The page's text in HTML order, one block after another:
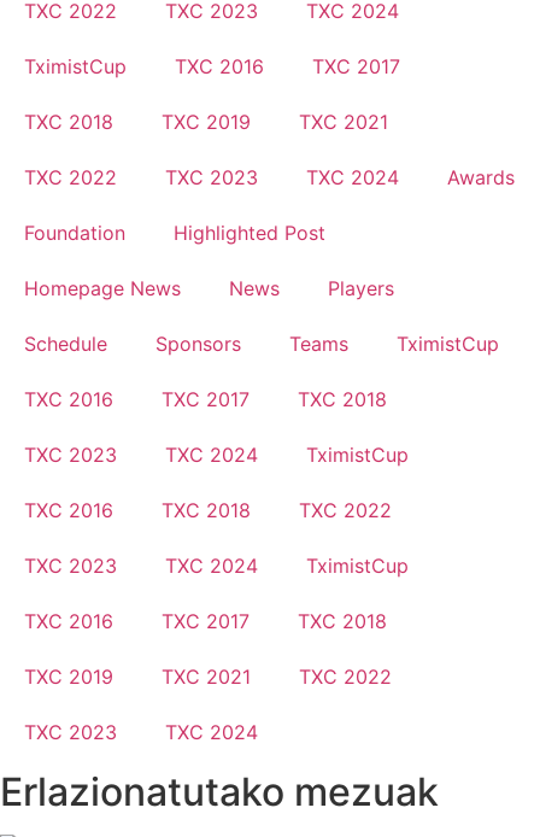
TXC 2022 TXC 2023 TXC 2024
TximistCup TXC 2016 TXC 2017
TXC 2018 TXC 2019 TXC 2021
TXC 2022 TXC 2023 TXC 2024 Awards
Foundation Highlighted Post
Homepage News News Players
Schedule Sponsors Teams TximistCup
TXC 2016 TXC 2017 TXC 2018
TXC 2023 TXC 2024 TximistCup
TXC 2016 TXC 2018 TXC 2022
TXC 2023 TXC 2024 TximistCup
TXC 2016 TXC 2017 TXC 2018
TXC 2019 TXC 2021 TXC 2022
TXC 2023 TXC 2024
Erlazionatutako mezuak